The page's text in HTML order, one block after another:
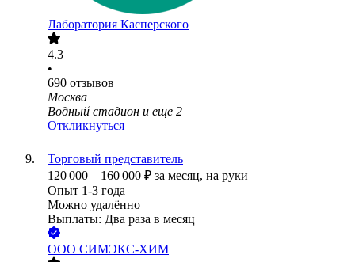
Лаборатория Касперского
4.3
•
690 отзывов
Москва
Водный стадион и еще 2
Откликнуться
Торговый представитель
120 000 – 160 000 ₽ за месяц, на руки
Опыт 1-3 года
Можно удалённо
Выплаты: Два раза в месяц
ООО СИМЭКС-ХИМ